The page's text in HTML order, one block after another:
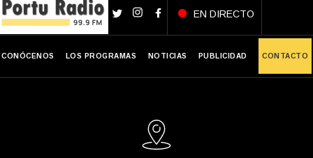
EN DIRECTO
CONÓCENOS LOS PROGRAMAS NOTICIAS PUBLICIDAD CONTACTO